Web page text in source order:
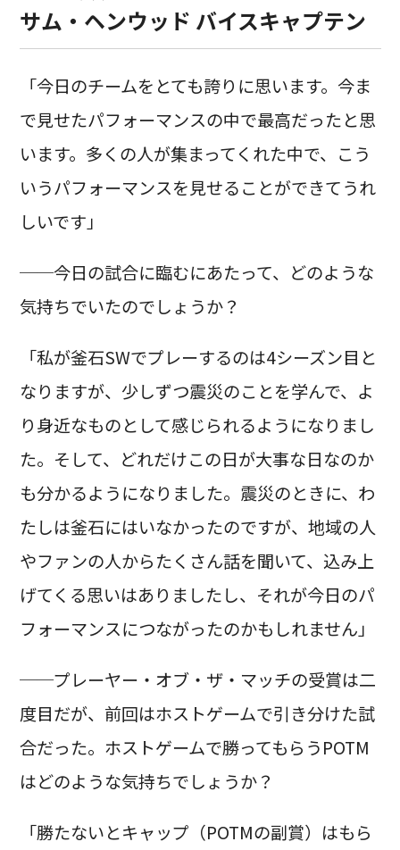
サム・ヘンウッド バイスキャプテン
「今日のチームをとても誇りに思います。今ま
で見せたパフォーマンスの中で最高だったと思
います。多くの人が集まってくれた中で、こう
いうパフォーマンスを見せることができてうれ
しいです」
──今日の試合に臨むにあたって、どのような
気持ちでいたのでしょうか？
「私が釜石SWでプレーするのは4シーズン目と
なりますが、少しずつ震災のことを学んで、よ
り身近なものとして感じられるようになりまし
た。そして、どれだけこの日が大事な日なのか
も分かるようになりました。震災のときに、わ
たしは釜石にはいなかったのですが、地域の人
やファンの人からたくさん話を聞いて、込み上
げてくる思いはありましたし、それが今日のパ
フォーマンスにつながったのかもしれません」
──プレーヤー・オブ・ザ・マッチの受賞は二
度目だが、前回はホストゲームで引き分けた試
合だった。ホストゲームで勝ってもらうPOTM
はどのような気持ちでしょうか？
「勝たないとキャップ（POTMの副賞）はもら